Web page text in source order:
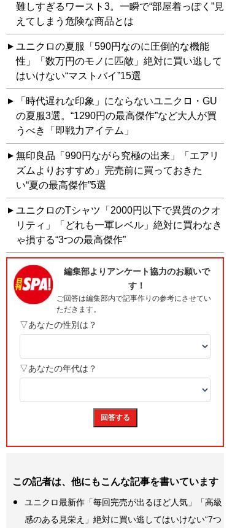
難しすぎるワースト3。一瞬で“部屋着っぽく”見
えてしまう危険な商品とは
ユニクロの夏服「590円なのに圧倒的な機能
性」「数万円のモノに匹敵」絶対に買い逃して
はいけない“マストバイ”15選
「時代遅れな印象」にならないユニクロ・GU
の夏服3選。“1290円の最高傑作”など大人が買
うべき「即戦力アイテム」
無印良品「990円ながら究極の出来」「エアリ
ズムよりおすすめ」完売前に買っておきた
い“夏の最高傑作”5選
ユニクロのTシャツ「2000円以下で異質のクオ
リティ」「どれも一軍レベル」絶対に買わなき
ゃ損する“3つの最高傑作”
この記者は、他にもこんな記事を書いています
ユニクロ最新作「毎回完売が出るほど人気」「高級
感のある見栄え」絶対に買い逃してはいけない“7つ